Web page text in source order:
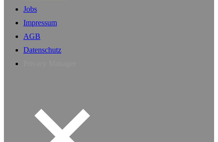
Jobs
Impressum
AGB
Datenschutz